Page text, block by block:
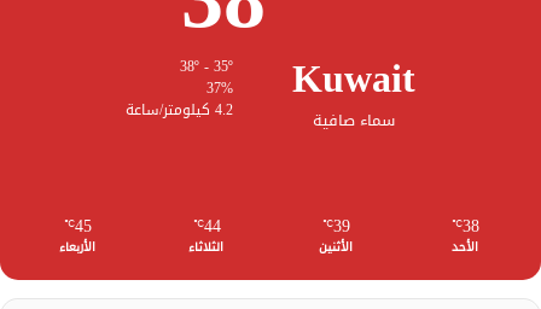
Kuwait
سماء صافية
37%
4.2 كيلومتر/ساعة
38
℃
الأحد
39
℃
الأثنين
44
℃
الثلاثاء
45
℃
الأربعاء